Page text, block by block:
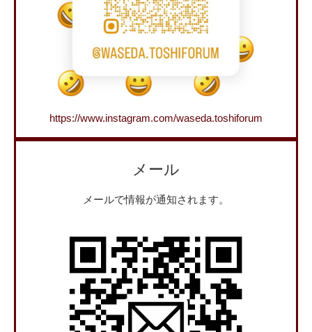
https://www.instagram.com/waseda.toshiforum
メール
メールで情報が通知されます。